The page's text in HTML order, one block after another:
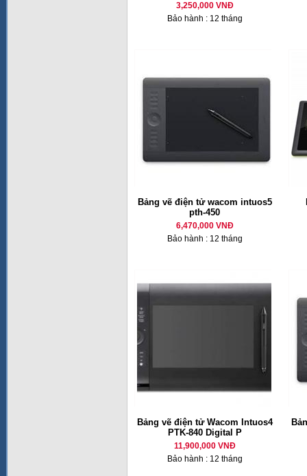
3,250,000 VNĐ
Bảo hành : 12 tháng
Bảng vẽ điện tử wacom intuos5
pth-450
6,470,000 VNĐ
Bảo hành : 12 tháng
Bảng vẽ điện tử Wacom Intuos4
PTK-840 Digital P
11,900,000 VNĐ
Bảo hành : 12 tháng